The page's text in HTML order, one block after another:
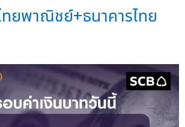
ทยพาณิชย์+ธนาคารไทย